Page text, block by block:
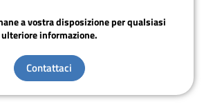
a vostra disposizione per qualsiasi
ulteriore informazione.
Contattaci